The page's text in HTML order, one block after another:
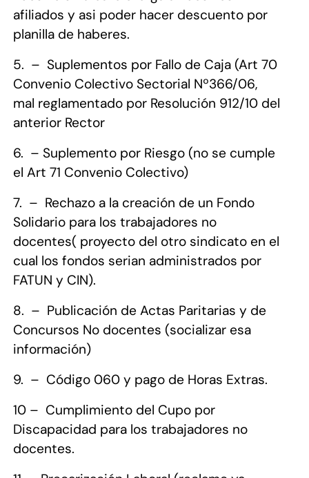
afiliados y asi poder hacer descuento por
planilla de haberes.
5. – Suplementos por Fallo de Caja (Art 70
Convenio Colectivo Sectorial Nº366/06,
mal reglamentado por Resolución 912/10 del
anterior Rector
6. – Suplemento por Riesgo (no se cumple
el Art 71 Convenio Colectivo)
7. – Rechazo a la creación de un Fondo
Solidario para los trabajadores no
docentes( proyecto del otro sindicato en el
cual los fondos serian administrados por
FATUN y CIN).
8. – Publicación de Actas Paritarias y de
Concursos No docentes (socializar esa
información)
9. – Código 060 y pago de Horas Extras.
10 – Cumplimiento del Cupo por
Discapacidad para los trabajadores no
docentes.